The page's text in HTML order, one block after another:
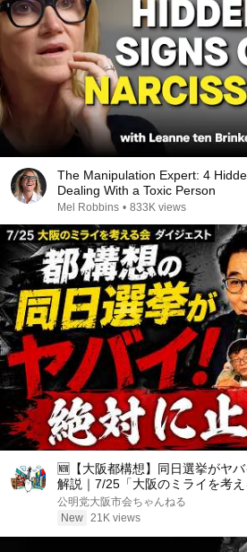
The Manipulation Expert: 4
Dealing With a Toxic Person
Mel Robbins • 833K views
🆕【大阪都構想】同日選挙がヤ
解説｜7/25「大阪のミライを考
公明党大阪市会ちゃんねる
New 21K views